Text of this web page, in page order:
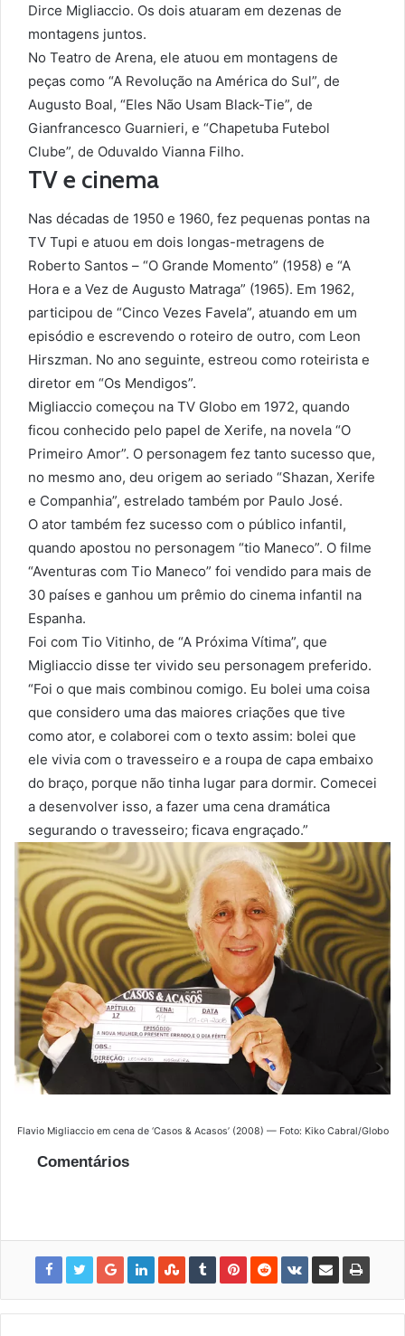
Dirce Migliaccio. Os dois atuaram em dezenas de
montagens juntos.
No Teatro de Arena, ele atuou em montagens de
peças como “A Revolução na América do Sul”, de
Augusto Boal, “Eles Não Usam Black-Tie”, de
Gianfrancesco Guarnieri, e “Chapetuba Futebol
Clube”, de Oduvaldo Vianna Filho.
TV e cinema
Nas décadas de 1950 e 1960, fez pequenas pontas na
TV Tupi e atuou em dois longas-metragens de
Roberto Santos – “O Grande Momento” (1958) e “A
Hora e a Vez de Augusto Matraga” (1965). Em 1962,
participou de “Cinco Vezes Favela”, atuando em um
episódio e escrevendo o roteiro de outro, com Leon
Hirszman. No ano seguinte, estreou como roteirista e
diretor em “Os Mendigos”.
Migliaccio começou na TV Globo em 1972, quando
ficou conhecido pelo papel de Xerife, na novela “O
Primeiro Amor”. O personagem fez tanto sucesso que,
no mesmo ano, deu origem ao seriado “Shazan, Xerife
e Companhia”, estrelado também por Paulo José.
O ator também fez sucesso com o público infantil,
quando apostou no personagem “tio Maneco”. O filme
“Aventuras com Tio Maneco” foi vendido para mais de
30 países e ganhou um prêmio do cinema infantil na
Espanha.
Foi com Tio Vitinho, de “A Próxima Vítima”, que
Migliaccio disse ter vivido seu personagem preferido.
“Foi o que mais combinou comigo. Eu bolei uma coisa
que considero uma das maiores criações que tive
como ator, e colaborei com o texto assim: bolei que
ele vivia com o travesseiro e a roupa de capa embaixo
do braço, porque não tinha lugar para dormir. Comecei
a desenvolver isso, a fazer uma cena dramática
segurando o travesseiro; ficava engraçado.”
Flavio Migliaccio em cena de ‘Casos & Acasos’ (2008) — Foto: Kiko Cabral/Globo
Comentários